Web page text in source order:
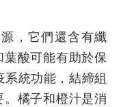
，它們還含有纖
酸可能有助於保
統功能，結締組
橘子和橙汁是消